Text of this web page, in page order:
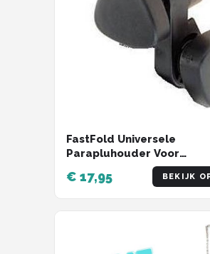
FastFold Universele
Parapluhouder Voor
€ 17,95 BEKIJK